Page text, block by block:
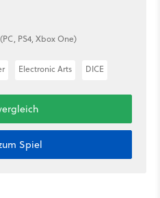
PS4, Xbox One)
Electronic Arts DICE
Spiel